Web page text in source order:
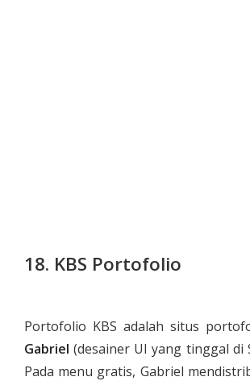
18. KBS Portofolio
Portofolio KBS adalah situs
Gabriel (desainer UI yang tinggal di
Pada menu gratis, Gabriel